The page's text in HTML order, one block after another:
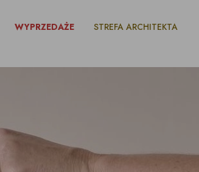
WYPRZEDAŻE
STREFA ARCHITEKTA